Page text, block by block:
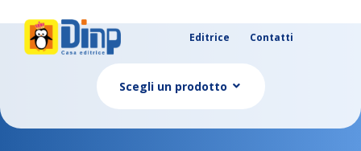
Editrice Contatti
Scegli un prodotto